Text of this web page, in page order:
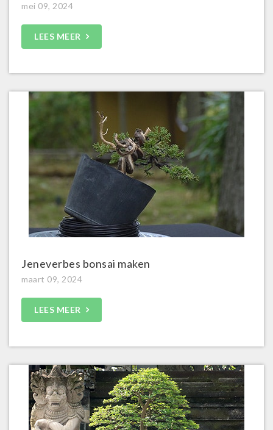
mei 09, 2024
LEES MEER
Jeneverbes bonsai maken
maart 09, 2024
LEES MEER